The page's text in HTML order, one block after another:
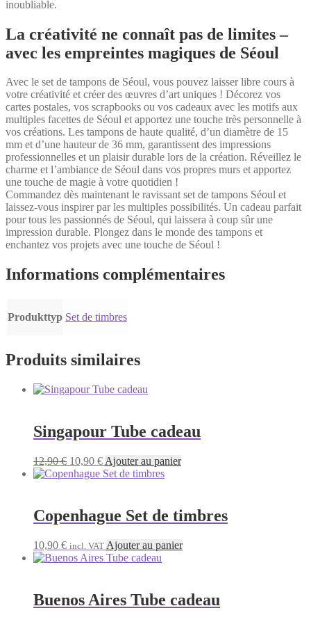
inoubliable.
La créativité ne connaît pas de limites –
avec les empreintes magiques de Séoul
Avec le set de tampons de Séoul, vous pouvez laisser libre cours à
votre créativité et créer des œuvres d’art uniques ! Décorez vos
cartes postales, vos scrapbooks ou vos cadeaux avec les motifs aux
multiples facettes de Séoul et apportez une touche très personnelle à
vos créations. Les tampons de haute qualité, d’un diamètre de 15
mm et d’une hauteur de 36 mm, garantissent des impressions
professionnelles et un plaisir durable lors de la création. Réveillez le
charme et l’ambiance de Séoul dans vos propres murs et apportez
une touche de magie à votre quotidien !
Commandez dès maintenant le ravissant set de tampons Séoul et
laissez-vous inspirer par les multiples possibilités. Un cadeau parfait
pour tous les passionnés de Séoul, qui laissera à coup sûr une
impression durable. Plongez dans le monde des tampons et
enchantez vos projets avec une touche de Séoul !
Informations complémentaires
Produkttyp Set de timbres
Produits similaires
Singapour Tube cadeau
12,90€ Le
prix
12,90 €.
10,90 €Le
prix
10,90 €.
Ajouter au panier
Copenhague Set de timbres
10,90 € incl. VAT Ajouter au panier
Buenos Aires Tube cadeau